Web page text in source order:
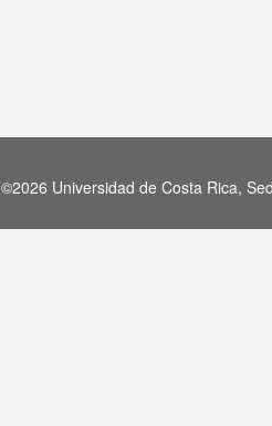
©2026 Universidad de Costa Rica,